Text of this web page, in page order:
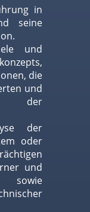
in
seine
und
die
und
der
der
oder
und
sowie